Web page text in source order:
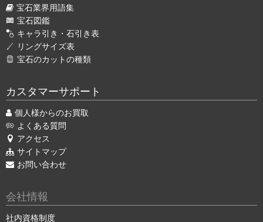
宝石業界用語集
宝石図鑑
キャラ引き・石引き表
リングサイズ表
宝石のカットの種類
カスタマーサポート
個人様からのお買取
よくある質問
アクセス
サイトマップ
お問い合わせ
会社情報
社内資格制度